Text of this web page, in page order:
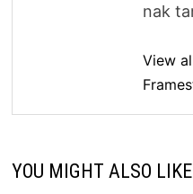
nak
View
YOU MIGHT ALSO LIKE